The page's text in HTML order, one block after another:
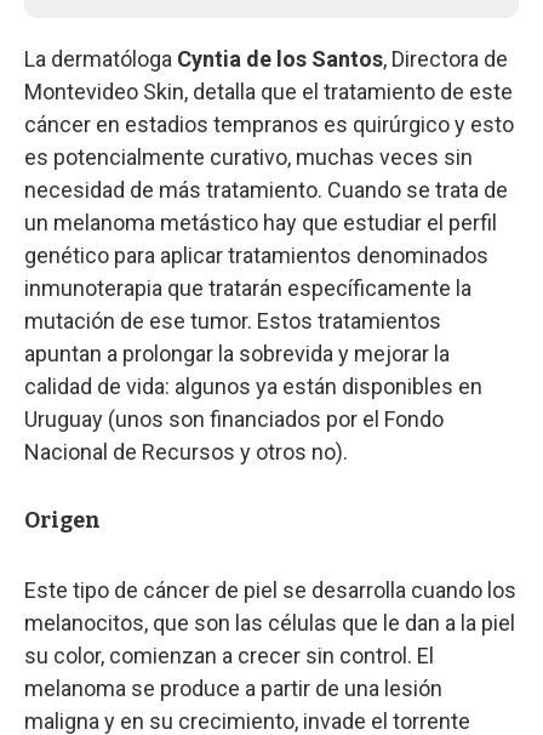
La dermatóloga Cyntia de los Santos, Directora de
Montevideo Skin, detalla que el tratamiento de este
cáncer en estadios tempranos es quirúrgico y esto
es potencialmente curativo, muchas veces sin
necesidad de más tratamiento. Cuando se trata de
un melanoma metástico hay que estudiar el perfil
genético para aplicar tratamientos denominados
inmunoterapia que tratarán específicamente la
mutación de ese tumor. Estos tratamientos
apuntan a prolongar la sobrevida y mejorar la
calidad de vida: algunos ya están disponibles en
Uruguay (unos son financiados por el Fondo
Nacional de Recursos y otros no).
Origen
Este tipo de cáncer de piel se desarrolla cuando los
melanocitos, que son las células que le dan a la piel
su color, comienzan a crecer sin control. El
melanoma se produce a partir de una lesión
maligna y en su crecimiento, invade el torrente